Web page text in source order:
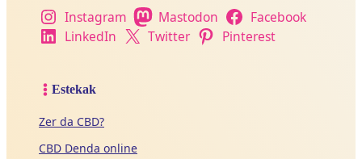
Instagram Mastodon
Facebook
LinkedIn
Twitter Pinterest
Estekak
Zer da CBD?
CBD Denda online